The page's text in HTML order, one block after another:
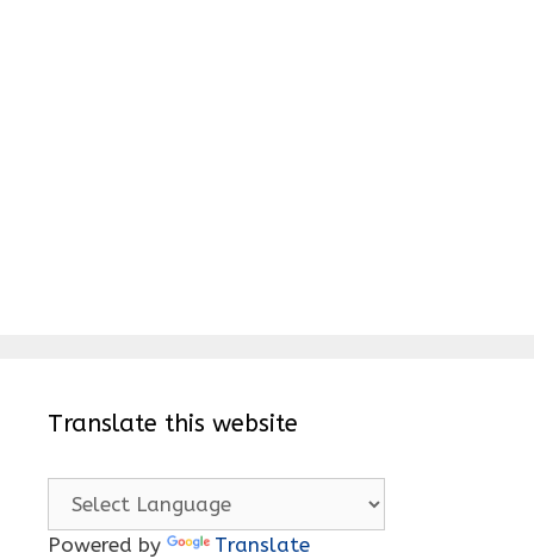
Translate this website
Powered by Translate